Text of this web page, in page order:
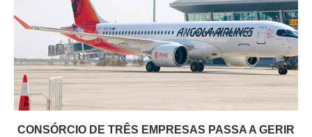
CONSÓRCIO DE TRÊS EMPRESAS PASSA A GERIR